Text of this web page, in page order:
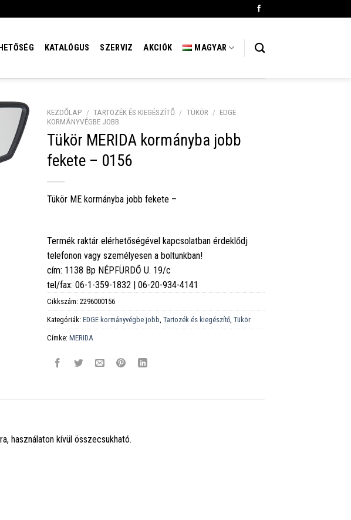
KATALÓGUS SZERVIZ AKCIÓK MAGYAR
KEZDŐLAP / TARTOZÉK ÉS KIEGÉSZÍTŐ / TÜKÖR / EDGE
KORMÁNYVÉGBE JOBB
Tükör MERIDA kormányba jobb
fekete – 0156
Tükör ME kormányba jobb fekete –
Termék raktár elérhetőségével kapcsolatban érdeklődj
telefonon vagy személyesen a boltunkban!
cím: 1138 Bp NÉPFÜRDŐ U. 19/c
tel/fax: 06-1-359-1832 | 06-20-934-4141
Cikkszám:2296000156
Kategóriák:EDGE kormányvégbe jobb ,Tartozék és kiegészítő ,Tükör
Címke:MERIDA
használaton kívül összecsukható.